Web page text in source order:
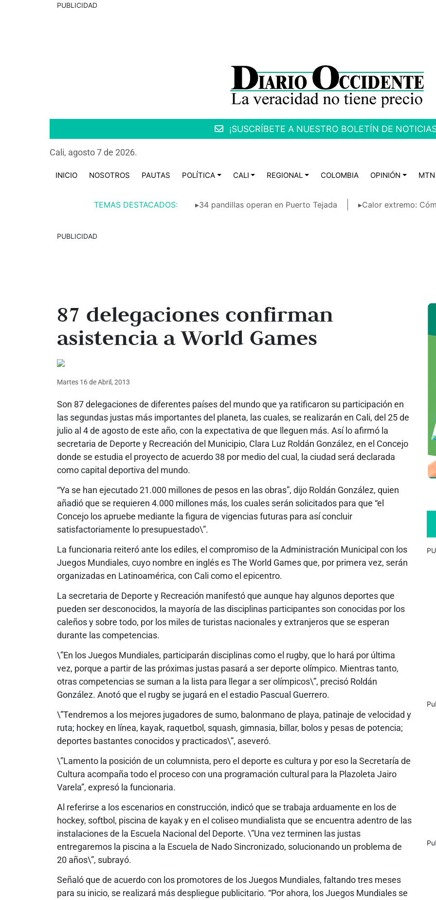
PUBLICIDAD
¡SUSCRÍBETE A NUESTRO BOLETÍN DE
Cali, agosto 7 de 2026.
INICIO NOSOTROS PAUTAS POLÍTICA CALI REGIONAL COLOMBIA OPINIÓN MTN
TEMAS DESTACADOS: ▸34 pandillas operan en Puerto Tejada ▸Calor extremo:
PUBLICIDAD
87 delegaciones confirman
asistencia a World Games
Martes 16deAbril, 2013
Son 87 delegaciones de diferentes países del mundo que ya ratificaron su participación en
las segundas justas más importantes del planeta, las cuales, se realizarán en Cali, del 25 de
julio al 4 de agosto de este año, con la expectativa de que lleguen más. Así lo afirmó la
secretaria de Deporte y Recreación del Municipio, Clara Luz Roldán González, en el Concejo
donde se estudia el proyecto de acuerdo 38 por medio del cual, la ciudad será declarada
como capital deportiva del mundo.
“Ya se han ejecutado 21.000 millones de pesos en las obras”, dijo Roldán González, quien
añadió que se requieren 4.000 millones más, los cuales serán solicitados para que “el
Concejo los apruebe mediante la figura de vigencias futuras para así concluir
satisfactoriamente lo presupuestado\”.
La funcionaria reiteró ante los ediles, el compromiso de la Administración Municipal con los
Juegos Mundiales, cuyo nombre en inglés es The World Games que, por primera vez, serán
organizadas en Latinoamérica, con Cali como el epicentro.
La secretaria de Deporte y Recreación manifestó que aunque hay algunos deportes que
pueden ser desconocidos, la mayoría de las disciplinas participantes son conocidas por los
caleños y sobre todo, por los miles de turistas nacionales y extranjeros que se esperan
durante las competencias.
\”En los Juegos Mundiales, participarán disciplinas como el rugby, que lo hará por última
vez, porque a partir de las próximas justas pasará a ser deporte olímpico. Mientras tanto,
otras competencias se suman a la lista para llegar a ser olímpicos\”, precisó Roldán
González. Anotó que el rugby se jugará en el estadio Pascual Guerrero.
\”Tendremos a los mejores jugadores de sumo, balonmano de playa, patinaje de velocidad y
ruta; hockey en línea, kayak, raquetbol, squash, gimnasia, billar, bolos y pesas de potencia;
deportes bastantes conocidos y practicados\”, aseveró.
\”Lamento la posición de un columnista, pero el deporte es cultura y por eso la Secretaría de
Cultura acompaña todo el proceso con una programación cultural para la Plazoleta Jairo
Varela”, expresó la funcionaria.
Al referirse a los escenarios en construcción, indicó que se trabaja arduamente en los de
hockey, softbol, piscina de kayak y en el coliseo mundialista que se encuentra adentro de las
instalaciones de la Escuela Nacional del Deporte. \”Una vez terminen las justas
entregaremos la piscina a la Escuela de Nado Sincronizado, solucionando un problema de
20 años\”, subrayó.
Señaló que de acuerdo con los promotores de los Juegos Mundiales, faltando tres meses
para su inicio, se realizará más despliegue publicitario. “Por ahora, los Juegos Mundiales se